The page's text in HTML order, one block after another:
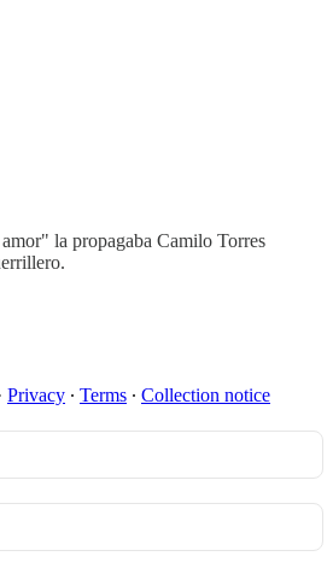
la propagaba Camilo Torres
Privacy ∙ Terms ∙ Collection notice